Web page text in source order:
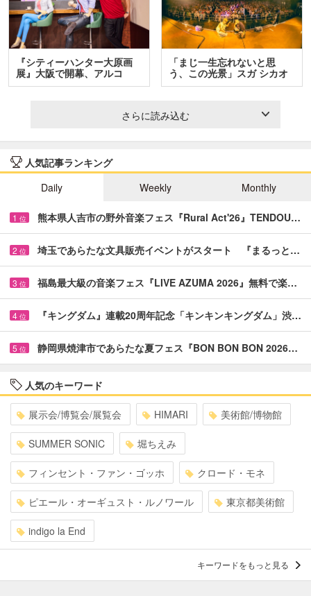
『シティーハンター大原画
展』大阪で開幕、アルコ
＆…
「まじ一生忘れないと思
う、この光景」スガ シカオ
と…
さらに読み込む
人気記事ランキング
Daily
Weekly Monthly
1 位 熊本県人吉市の野外音楽フェス『Rural Act'26』TENDOU…
2 位 埼玉であらたな文具販売イベントがスタート 『まるっと…
3 位 福島最大級の音楽フェス『LIVE AZUMA 2026』無料で楽…
4 位 『キングダム』連載20周年記念「キンキンキングダム」渋…
5 位 静岡県焼津市であらたな夏フェス『BON BON BON 2026…
人気のキーワード
展示会/博覧会/展覧会 HIMARI 美術館/博物館
SUMMER SONIC 堀ちえみ
フィンセント・ファン・ゴッホ クロード・モネ
ピエール・オーギュスト・ルノワール 東京都美術館
indigo la End
キーワードをもっと見る